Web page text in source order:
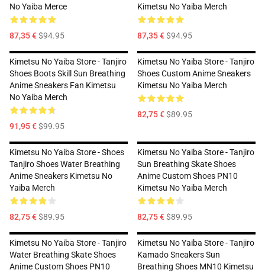
No Yaiba Merce
87,35 €$94.95
Kimetsu No Yaiba Merch
87,35 €$94.95
Kimetsu No Yaiba Store - Tanjiro
Shoes Boots Skill Sun Breathing
Anime Sneakers Fan Kimetsu
No Yaiba Merch
91,95 €$99.95
Kimetsu No Yaiba Store - Tanjiro
Shoes Custom Anime Sneakers
Kimetsu No Yaiba Merch
82,75 €$89.95
Kimetsu No Yaiba Store - Shoes
Tanjiro Shoes Water Breathing
Anime Sneakers Kimetsu No
Yaiba Merch
82,75 €$89.95
Kimetsu No Yaiba Store - Tanjiro
Sun Breathing Skate Shoes
Anime Custom Shoes PN10
Kimetsu No Yaiba Merch
82,75 €$89.95
Kimetsu No Yaiba Store - Tanjiro
Water Breathing Skate Shoes
Anime Custom Shoes PN10
Kimetsu No Yaiba Store - Tanjiro
Kamado Sneakers Sun
Breathing Shoes MN10 Kimetsu